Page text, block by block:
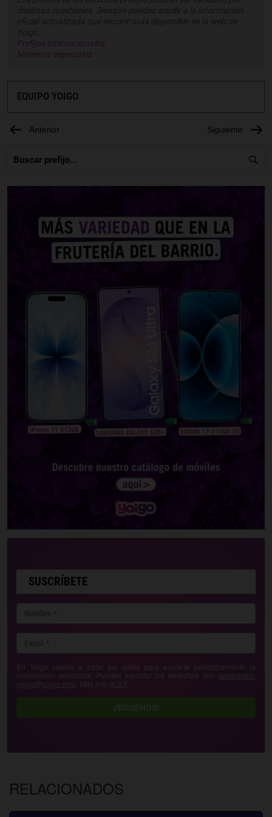
Prefijos internacionales
Números especiales
EQUIPO YOIGO
Anterior Siguiente
SUSCRÍBETE
En Yoigo vamos a tratar tus datos para enviarte periódicamente la
información solicitada. Puedes ejercitar tus derechos con privacidad-
yoigo@yoigo.com . Más Info AQUÍ
¡SÍGUENOS!
RELACIONADOS